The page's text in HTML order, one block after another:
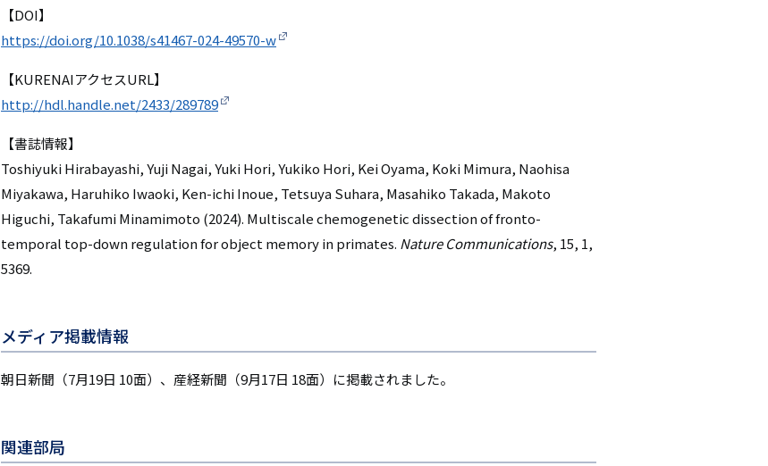
【DOI】
https://doi.org/10.1038/s41467-024-49570-w
【KURENAIアクセスURL】
http://hdl.handle.net/2433/289789
【書誌情報】
Toshiyuki Hirabayashi, Yuji Nagai, Yuki Hori, Yukiko Hori, Kei Oyama, Koki Mimura, Naohisa
Miyakawa, Haruhiko Iwaoki, Ken-ichi Inoue, Tetsuya Suhara, Masahiko Takada, Makoto
Higuchi, Takafumi Minamimoto (2024). Multiscale chemogenetic dissection of fronto-
temporal top-down regulation for object memory in primates. Nature Communications, 15, 1,
5369.
メディア掲載情報
朝日新聞（7月19日 10面）、産経新聞（9月17日 18面）に掲載されました。
関連部局